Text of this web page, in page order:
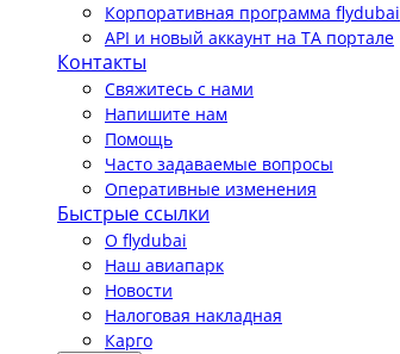
Корпоративная программа flydubai
API и новый аккаунт на TA портале
Контакты
Свяжитесь с нами
Напишите нам
Помощь
Часто задаваемые вопросы
Оперативные изменения
Быстрые ссылки
О flydubai
Наш авиапарк
Новости
Налоговая накладная
Карго